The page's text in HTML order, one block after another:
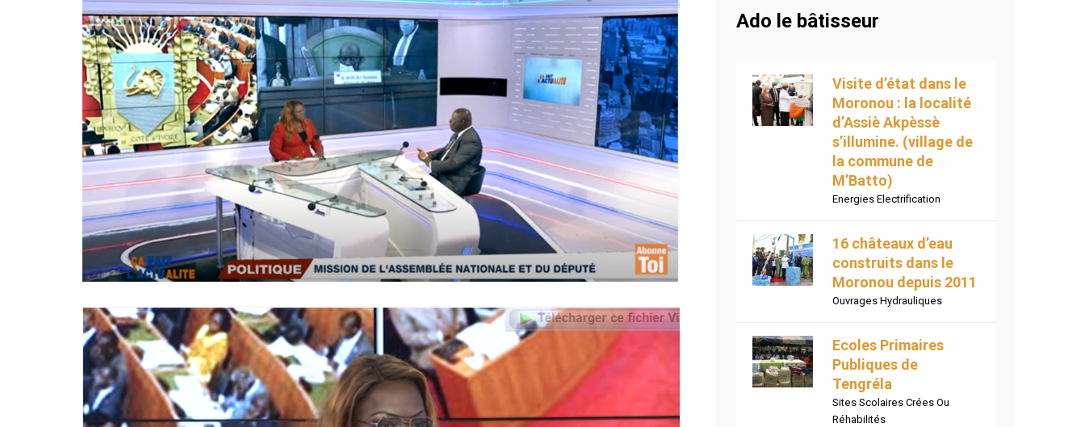
Ado le bâtisseur
Visite d’état dans le
Moronou : la localité
d’Assiè Akpèssè
s’illumine. (village de
la commune de
M’Batto)
Energies Electrification
16 châteaux d’eau
construits dans le
Moronou depuis 2011
Ouvrages Hydrauliques
Ecoles Primaires
Publiques de
Tengréla
Sites Scolaires Crées Ou
Réhabilités